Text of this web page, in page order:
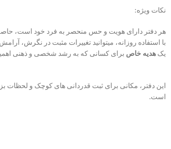
نکات ویژه:
هر دفتر دارای هویت و حس منحصر به فرد خود است،
با استفاده روزانه، میتوانید تغییرات مثبت در نگرش،
یک هدیه خاص برای کسانی که به رشد شخصی و ذهنی
این دفتر، مکانی برای ثبت قدردانی های کوچک و
است.